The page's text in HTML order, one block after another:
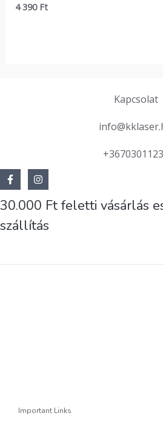
Értékelés:
4 390 Ft
Kapcsolat
30.000 Ft feletti vásárlás
szállítás
Important Links